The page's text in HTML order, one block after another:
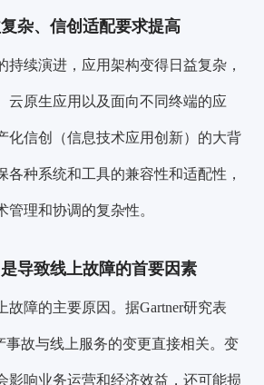
杂、信创适配要求提高
持续演进，应用架构变得日益复杂，
云原生应用以及面向不同终端的应
化信创（信息技术应用创新）的大背
各种系统和工具的兼容性和适配性，
管理和协调的复杂性。
导致线上故障的首要因素
故障的主要原因。据Gartner研究表
事故与线上服务的变更直接相关。变
影响业务运营和经济效益，还可能损